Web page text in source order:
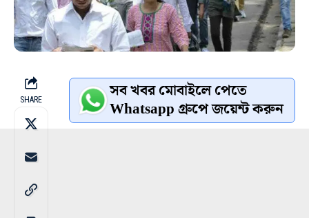
SHARE সব খবর মোবাইলে পেতে
Whatsapp গ্রুপে জয়েন্ট করুন